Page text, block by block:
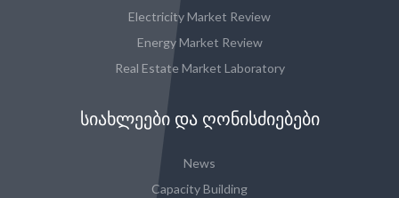
Electricity Market Review
Energy Market Review
Real Estate Market Laboratory
ᲡᲘᲐᲮᲚᲔᲔᲑᲘ ᲓᲐ ᲦᲝᲜᲘᲡᲫᲘᲔᲑᲔᲑᲘ
News
Capacity Building